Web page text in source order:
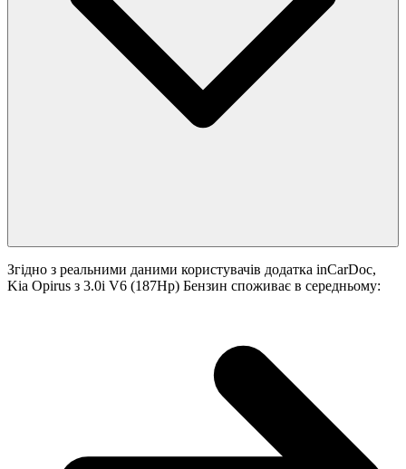
Згідно з реальними даними користувачів додатка inCarDoc,
Kia Opirus з 3.0i V6 (187Hp) Бензин споживає в середньому: